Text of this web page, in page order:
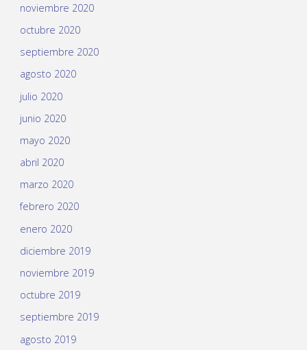
noviembre 2020
octubre 2020
septiembre 2020
agosto 2020
julio 2020
junio 2020
mayo 2020
abril 2020
marzo 2020
febrero 2020
enero 2020
diciembre 2019
noviembre 2019
octubre 2019
septiembre 2019
agosto 2019